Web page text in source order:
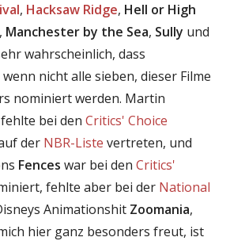
, Hacksaw Ridge, Hell or High
, Manchester by the Sea, Sully und
wahrscheinlich, dass
nicht alle sieben, dieser Filme
nominiert werden. Martin
fehlte bei den Critics' Choice
der NBR-Liste vertreten, und
Fences war bei den Critics'
fehlte aber bei der National
Animationshit Zoomania,
hier ganz besonders freut, ist